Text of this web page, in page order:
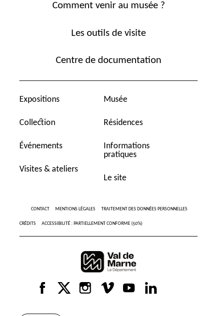
Comment venir au musée ?
Les outils de visite
Centre de documentation
Expositions
Collection
Événements
Visites & ateliers
Musée
Résidences
Informations
pratiques
Le site
CONTACT MENTIONS LÉGALES TRAITEMENT DES DONNÉES PERSONNELLES
CRÉDITS ACCESSIBILITÉ : PARTIELLEMENT CONFORME (50%)